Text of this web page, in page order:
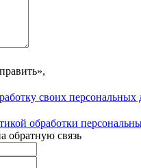
своих персональных
обработки
обратную связь